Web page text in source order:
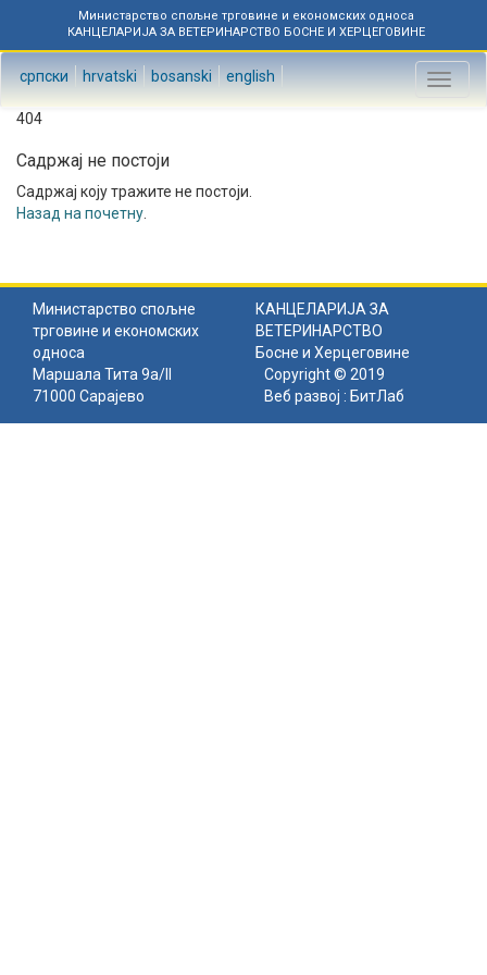
Министарство спољне трговине и економских односа
КАНЦЕЛАРИЈА ЗА ВЕТЕРИНАРСТВО БОСНЕ И ХЕРЦЕГОВИНЕ
српски hrvatski bosanski english
Toggle
404
Садржај не постоји
Садржај коју тражите не постоји.
Назад на почетну
Министарство спољне
трговине и економских
односа
КАНЦЕЛАРИЈА ЗА
ВЕТЕРИНАРСТВО
Босне и Херцеговине
Маршала Тита 9а/II
71000 Сарајево
Copyright © 2019
Веб развој : БитЛаб